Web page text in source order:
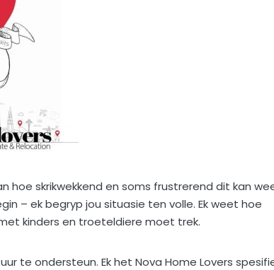
hoe skrikwekkend en soms frustrerend dit kan
– ek begryp jou situasie ten volle. Ek weet hoe
kinders en troeteldiere moet trek.
te ondersteun. Ek het Nova Home Lovers